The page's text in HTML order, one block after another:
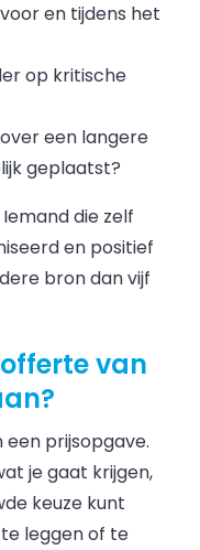
en tijdens het
op kritische
een langere
geplaatst?
die zelf
en positief
bron dan vijf
van
prijsopgave.
je gaat krijgen,
keuze kunt
leggen of te